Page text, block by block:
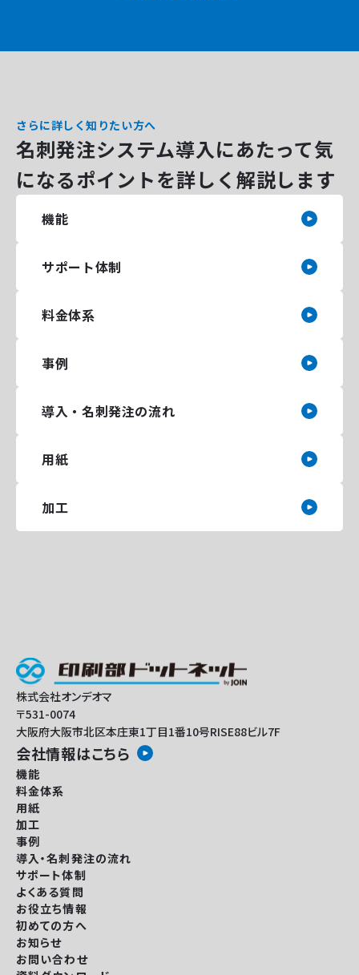
さらに詳しく知りたい方へ
名刺発注システム導入にあたって気
になるポイントを詳しく解説します
機能
サポート体制
料金体系
事例
導入・名刺発注の流れ
用紙
加工
株式会社オンデオマ
〒531-0074
大阪府大阪市北区本庄東1丁目1番10号RISE88ビル7F
会社情報はこちら
機能
料金体系
用紙
加工
事例
導入・名刺発注の流れ
サポート体制
よくある質問
お役立ち情報
初めての方へ
お知らせ
お問い合わせ